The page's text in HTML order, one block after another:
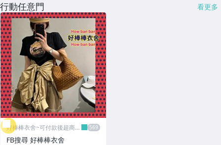
行動任意門 看更多
好棒棒衣舍~可付款後超商取
貨
FB搜尋 好棒棒衣舍